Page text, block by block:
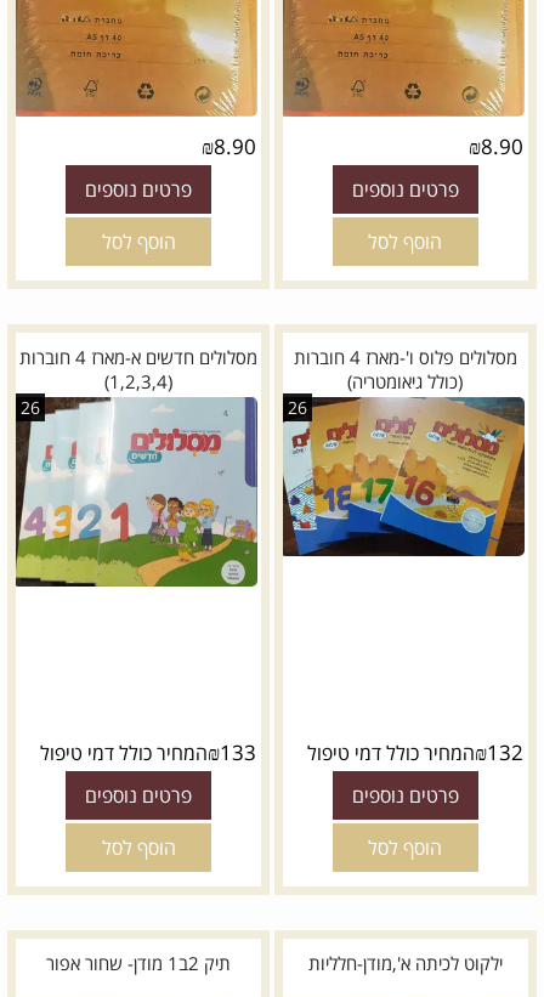
₪8.90
פרטים נוספים
הוסף לסל
₪8.90
פרטים נוספים
הוסף לסל
מסלולים פלוס ו'-מארז 4 חוברות
(כולל גיאומטריה)
26
₪132 המחיר כולל דמי טיפול
פרטים נוספים
הוסף לסל
מסלולים חדשים א-מארז 4 חוברות
(1,2,3,4)
26
₪133 המחיר כולל דמי טיפול
פרטים נוספים
הוסף לסל
ילקוט לכיתה א',מודן-חלליות תיק 2ב1 מודן- שחור אפור